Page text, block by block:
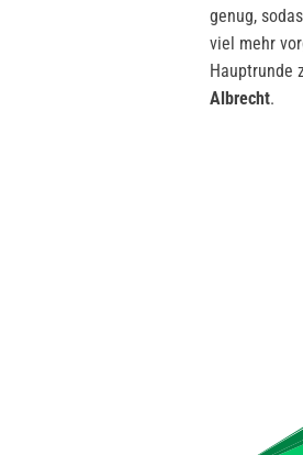
genug,
viel mehr
Hauptrunde
Albrecht.